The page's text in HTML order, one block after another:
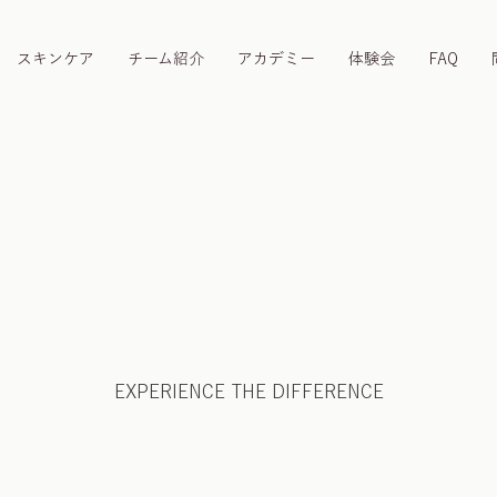
スキンケア チーム紹介 アカデミー 体験会 FAQ
EXPERIENCE THE DIFFERENCE